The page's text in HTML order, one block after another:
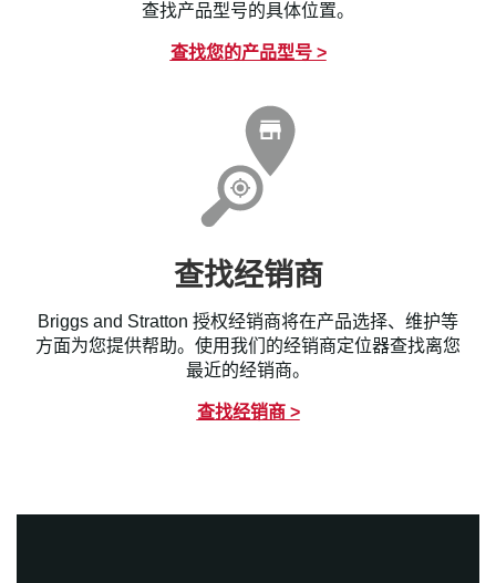
查找产品型号的具体位置。
查找您的产品型号 >
查找经销商
Briggs and Stratton 授权经销商将在产品选择、维护等
方面为您提供帮助。使用我们的经销商定位器查找离您
最近的经销商。
查找经销商 >